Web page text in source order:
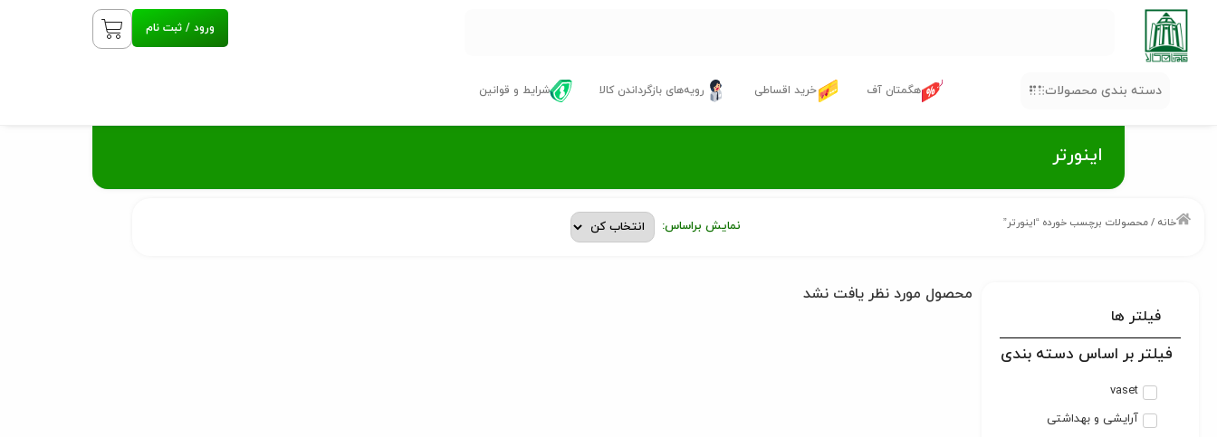
ورود / ثبت نام
دسته بندی محصولات هگمتان آف خرید اقساطی رویه‌های بازگرداندن کالا شرایط و قوانین
اینورتر
خانه / محصولات برچسب خورده “اینورتر” نمایش براساس:
فیلتر ها
فیلتر بر اساس دسته بندی
vaset
آرایشی و بهداشتی
محصول مورد نظر یافت نشد